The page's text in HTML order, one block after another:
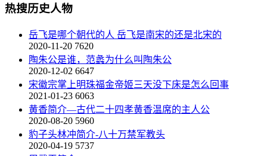
热搜历史人物
岳飞是哪个朝代的人 岳飞是南宋的还是北宋的
2020-11-20 7620
陶朱公是谁，范蠡为什么叫陶朱公
2020-12-02 6647
宋徽宗掌上明珠福金帝姬三天没下床是怎么回事
2021-01-23 6063
黄香简介—古代二十四孝黄香温席的主人公
2020-08-20 5960
豹子头林冲简介-八十万禁军教头
2020-04-19 5737